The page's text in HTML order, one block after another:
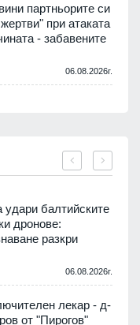
партньорите си
при атаката
- забавените
06.08.2026г.
удари балтийските
дронове:
разкри
06.08.2026г.
лекар - д-
от "Пирогов"